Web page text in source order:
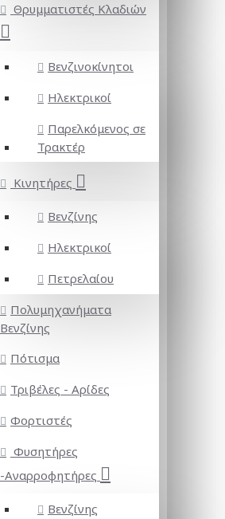
Θρυμματιστές Κλαδιών
Βενζινοκίνητοι
Ηλεκτρικοί
Παρελκόμενος σε
Τρακτέρ
Κινητήρες
Βενζίνης
Ηλεκτρικοί
Πετρελαίου
Πολυμηχανήματα
Βενζίνης
Πότισμα
Τριβέλες - Αρίδες
Φορτιστές
Φυσητήρες
-Αναρροφητήρες
Βενζίνης